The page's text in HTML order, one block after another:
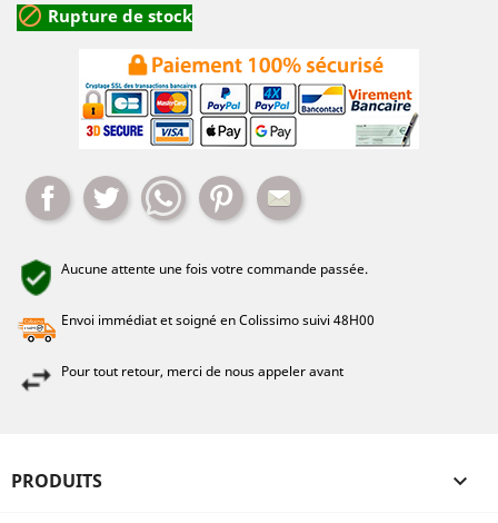
 Rupture de stock
Partager Tweet WhatsappPinterest
Aucune attente une fois votre commande passée.
Envoi immédiat et soigné en Colissimo suivi 48H00
Pour tout retour, merci de nous appeler avant
PRODUITS 